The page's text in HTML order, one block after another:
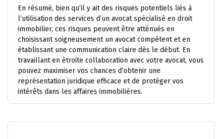
En résumé, bien qu’il y ait des risques potentiels liés à
l’utilisation des services d’un avocat spécialisé en droit
immobilier, ces risques peuvent être atténués en
choisissant soigneusement un avocat compétent et en
établissant une communication claire dès le début. En
travaillant en étroite collaboration avec votre avocat, vous
pouvez maximiser vos chances d’obtenir une
représentation juridique efficace et de protéger vos
intérêts dans les affaires immobilières.